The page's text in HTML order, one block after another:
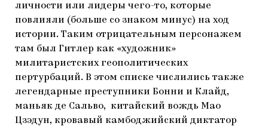
личности или лидеры чего-то, которые
повлияли (больше со знаком минус) на ход
истории. Таким отрицательным персонажем
там был Гитлер как «художник»
милитаристских геополитических
пертурбаций. В этом списке числились также
легендарные преступники Бонни и Клайд,
маньяк де Сальво, китайский вождь Мао
Цзэдун, кровавый камбоджийский диктатор